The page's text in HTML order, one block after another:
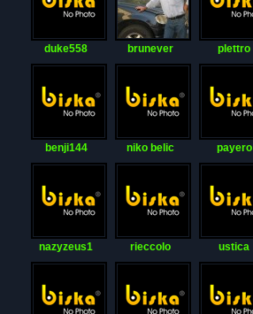
duke558 brunever plettro
benji144 niko belic payero
nazyzeus1 rieccolo ustica